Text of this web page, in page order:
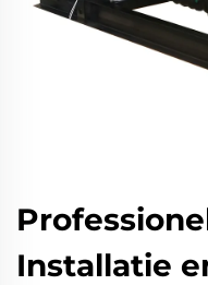
Installatie